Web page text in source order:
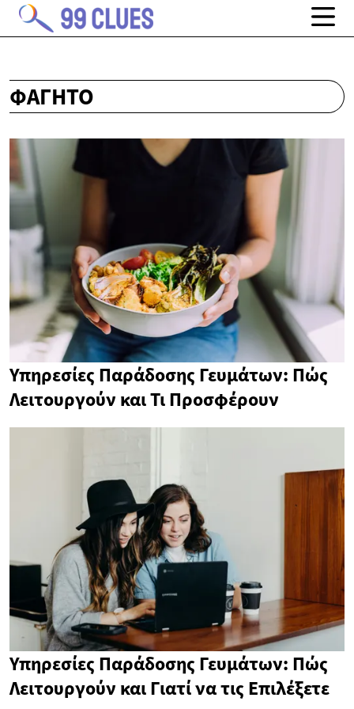
ΦΑΓΗΤΌ
Υπηρεσίες Παράδοσης Γευμάτων: Πώς
Λειτουργούν και Τι Προσφέρουν
Υπηρεσίες Παράδοσης Γευμάτων: Πώς
Λειτουργούν και Γιατί να τις Επιλέξετε